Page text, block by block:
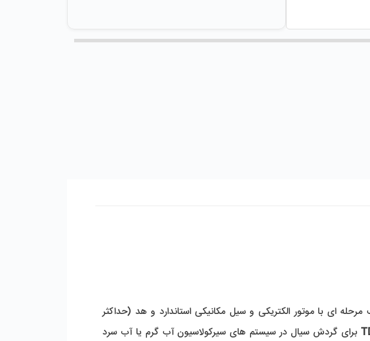
از پمپ های سانتریفیوژ خطی و تک مرحله ای با موتور الکتریکی و سیل مکانیکی استاندارد و هد (حداکثر